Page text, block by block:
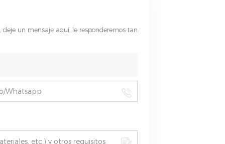
deje un mensaje aquí, le responderemos tan